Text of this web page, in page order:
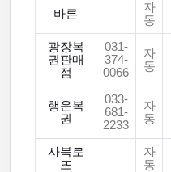
바른
자
동
광장복
권판매
점
031-
374-
0066
자
동
행운복
권
033-
681-
2233
자
동
사북로
또
자
동